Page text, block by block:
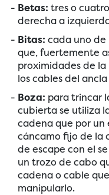
Betas: tres o
derecha a
Bitas: cada uno de
que, fuertemente
proximidades de
los cables del
Boza: para trincar
cubierta se utiliza
cadena que por un
cáncamo fijo de la
de escape con el
un trozo de cabo
cadena o cable
manipularlo.